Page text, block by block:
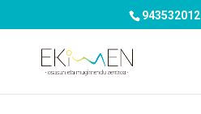
943532012